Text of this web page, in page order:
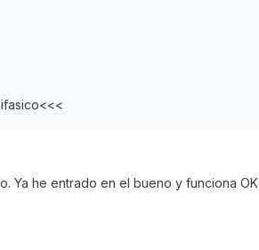
Ya he entrado en el bueno y funciona OK